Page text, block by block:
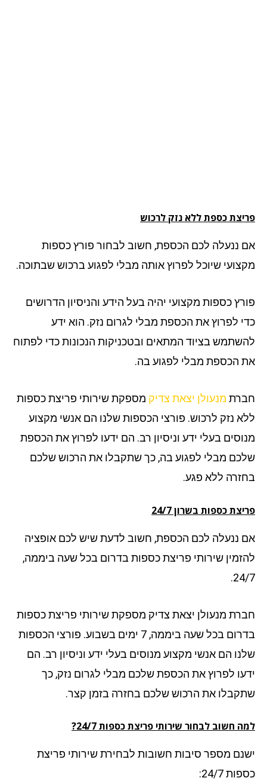
כספת ללא נזק לרכוש
ננעלה לכם הכספת, חשוב לבחור פורץ כספות
שיוכל לפרוץ אותה מבלי לפגוע ברכוש שבתוכה.
כספות מקצועי יהיה בעל הידע והניסיון הדרושים
לפרוץ את הכספת מבלי לגרום נזק. הוא ידע
בציוד המתאים ובטכניקות הנכונות כדי לפתוח
הכספת מבלי לפגוע בה.
מנעולן יצאת צדיק מספקת שירותי פריצת כספות
נזק לרכוש. פורצי הכספות שלנו הם אנשי מקצוע
בעלי ידע וניסיון רב. הם ידעו לפרוץ את הכספת
מבלי לפגוע בה, כך שתקבלו את הרכוש שלכם
ללא פגע.
כספות בשרון 24/7
ננעלה לכם הכספת, חשוב לדעת שיש לכם אופציה
שירותי פריצת כספות בדרום בכל שעה ביממה,
מנעולן יצאת צדיק מספקת שירותי פריצת כספות
בדרום בכל שעה ביממה, 7 ימים בשבוע. פורצי הכספות
הם אנשי מקצוע מנוסים בעלי ידע וניסיון רב. הם
לפרוץ את הכספת שלכם מבלי לגרום נזק, כך
את הרכוש שלכם בחזרה בזמן קצר.
חשוב לבחור שירותי פריצת כספות 24/7?
מספר סיבות חשובות לבחירת שירותי פריצת
24/7: